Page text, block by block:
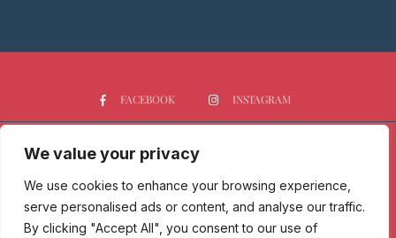
We value your privacy
We use cookies to enhance your browsing experience,
serve personalised ads or content, and analyse our traffic.
By clicking "Accept All", you consent to our use of
FACEBOOK INSTAGRAM
HOME CHI SIAMO
Passione Gourmet è una testata giornalistica registrata presso il